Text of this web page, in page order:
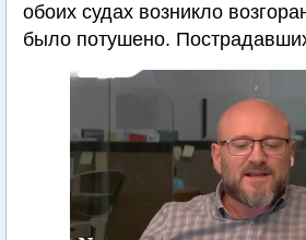
обоих судах возникло
было потушено.